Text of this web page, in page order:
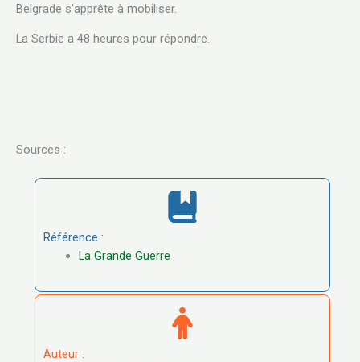
Belgrade s’apprête à mobiliser.
La Serbie a 48 heures pour répondre.
Sources :
Référence :
La Grande Guerre
Auteur :